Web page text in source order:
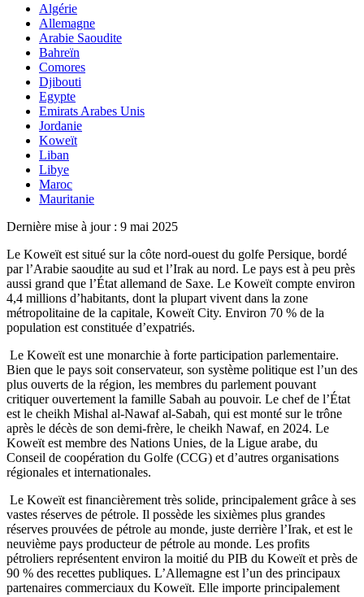
Algérie
Allemagne
Arabie Saoudite
Bahreïn
Comores
Djibouti
Egypte
Emirats Arabes Unis
Jordanie
Koweït
Liban
Libye
Maroc
Mauritanie
Dernière mise à jour : 9 mai 2025
Le Koweït est situé sur la côte nord-ouest du golfe Persique, bordé
par l’Arabie saoudite au sud et l’Irak au nord. Le pays est à peu près
aussi grand que l’État allemand de Saxe. Le Koweït compte environ
4,4 millions d’habitants, dont la plupart vivent dans la zone
métropolitaine de la capitale, Koweït City. Environ 70 % de la
population est constituée d’expatriés.
Le Koweït est une monarchie à forte participation parlementaire.
Bien que le pays soit conservateur, son système politique est l’un des
plus ouverts de la région, les membres du parlement pouvant
critiquer ouvertement la famille Sabah au pouvoir. Le chef de l’État
est le cheikh Mishal al-Nawaf al-Sabah, qui est monté sur le trône
après le décès de son demi-frère, le cheikh Nawaf, en 2024. Le
Koweït est membre des Nations Unies, de la Ligue arabe, du
Conseil de coopération du Golfe (CCG) et d’autres organisations
régionales et internationales.
Le Koweït est financièrement très solide, principalement grâce à ses
vastes réserves de pétrole. Il possède les sixièmes plus grandes
réserves prouvées de pétrole au monde, juste derrière l’Irak, et est le
neuvième pays producteur de pétrole au monde. Les profits
pétroliers représentent environ la moitié du PIB du Koweït et près de
90 % des recettes publiques. L’Allemagne est l’un des principaux
partenaires commerciaux du Koweït. Elle importe principalement